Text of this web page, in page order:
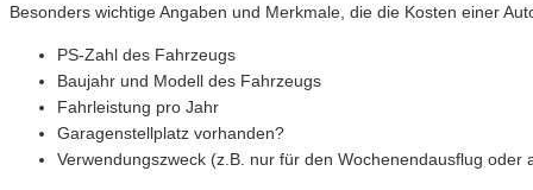
Besonders wichtige Angaben und Merkmale, die die Kosten einer
PS-Zahl des Fahrzeugs
Baujahr und Modell des Fahrzeugs
Fahrleistung pro Jahr
Garagenstellplatz vorhanden?
Verwendungszweck (z.B. nur für den Wochenendausflug oder